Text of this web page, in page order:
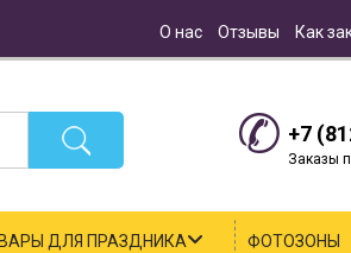
О нас Отзывы Как
+7
Заказы
ДЛЯ ПРАЗДНИКА ФОТОЗОНЫ